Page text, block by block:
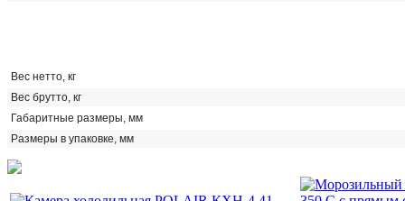
Вес нетто, кг
Вес брутто, кг
Габаритные размеры, мм
Размеры в упаковке, мм